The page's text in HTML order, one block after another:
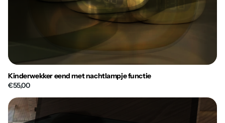
Kinderwekker eend met nachtlampje functie
€55,00